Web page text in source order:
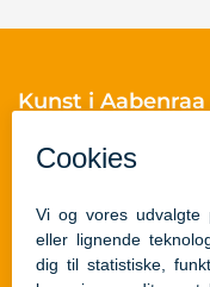
Kunst i Aabenraa
6200 Aabenraa
Skulpturguides